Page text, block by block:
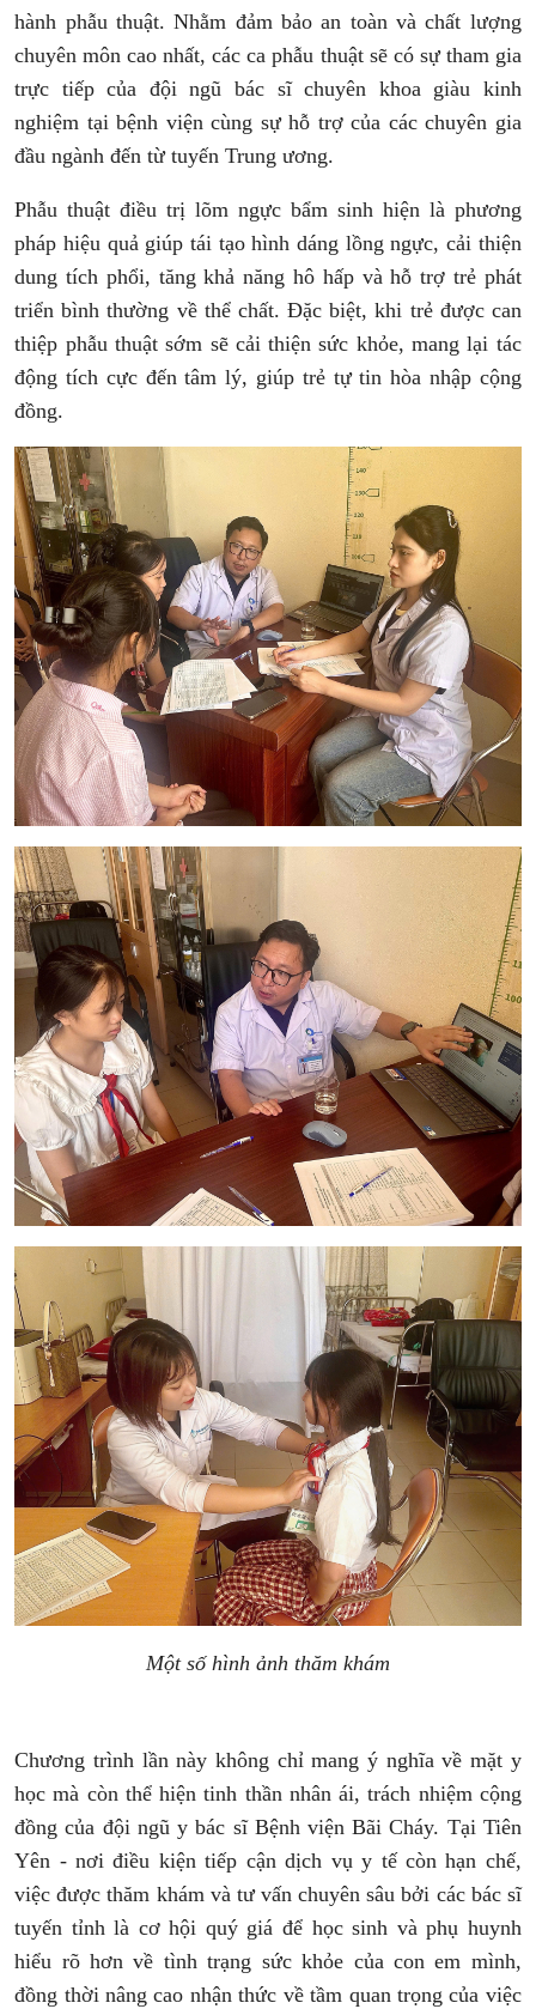
hành phẫu thuật. Nhằm đảm bảo an toàn và chất lượng
chuyên môn cao nhất, các ca phẫu thuật sẽ cósự tham gia
trực tiếp của đội ngũ bác sĩ chuyên khoa giàu kinh
nghiệm tại bệnh viện cùng sự hỗ trợ của các chuyên gia
đầu ngành đến từ tuyến Trung ương.
Phẫu thuật điều trị lõm ngực bẩm sinh hiện là phương
pháp hiệu quả giúp tái tạo hình dáng lồng ngực, cải thiện
dung tích phổi, tăng khả năng hô hấp và hỗ trợ trẻ phát
triển bình thường về thể chất. Đặc biệt, khi trẻ được can
thiệp phẫu thuật sớm sẽ cải thiện sức khỏe, mang lại tác
động tích cực đến tâm lý, giúp trẻ tự tin hòa nhập cộng
đồng.
Một số hình ảnh thăm khám
Chương trình lần này không chỉ mang ý nghĩa về mặt y
học mà còn thể hiện tinh thần nhân ái, trách nhiệm cộng
đồng của đội ngũ y bác sĩ Bệnh viện Bãi Cháy. Tại Tiên
Yên - nơi điều kiện tiếp cận dịch vụ y tế còn hạn chế,
việc được thăm khám và tư vấn chuyên sâu bởi các bác sĩ
tuyến tỉnh là cơ hội quý giá để học sinh và phụ huynh
hiểu rõ hơn về tình trạng sức khỏe của con em mình,
đồng thời nâng cao nhận thức về tầm quan trọng của việc